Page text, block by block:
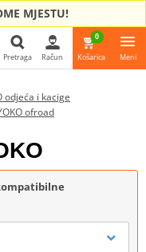
MJESTU!
Pretraga Račun
0
Košarica Meni
odjeća i kacige
ofroad